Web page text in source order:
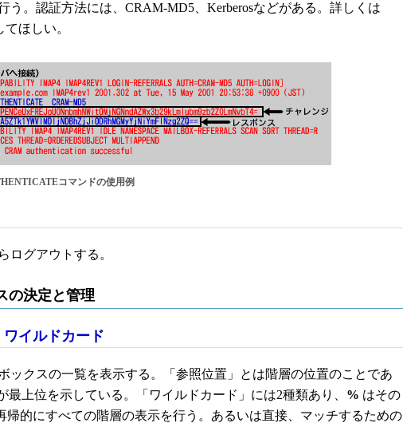
う。認証方法には、CRAM-MD5、Kerberosなどがある。詳しくは
ほしい。
コマンドの使用例
グアウトする。
の決定と管理
イルドカード
ックスの一覧を表示する。「参照位置」とは階層の位置のことであ
最上位を示している。「ワイルドカード」には2種類あり、 % はその
帰的にすべての階層の表示を行う。あるいは直接、マッチするための